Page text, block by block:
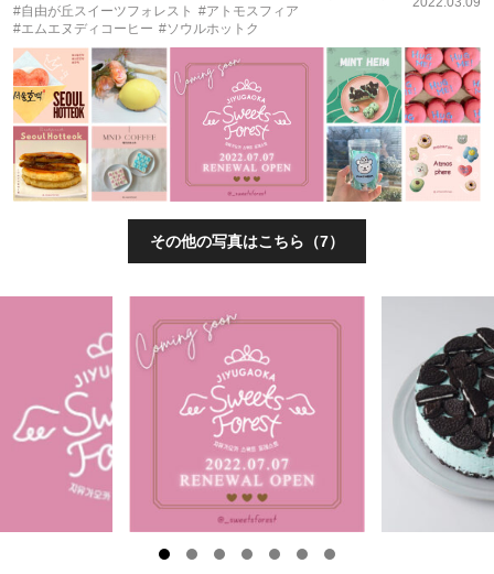
#自由が丘スイーツフォレスト #アトモスフィア
#エムエヌディコーヒー #ソウルホットク
その他の写真はこちら（7）